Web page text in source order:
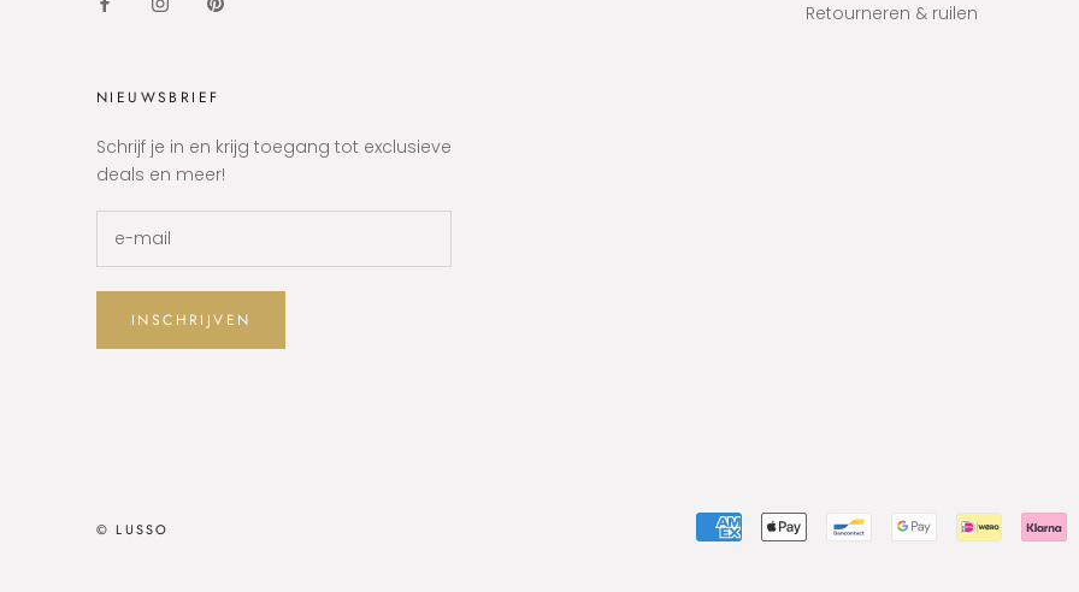
Retourneren & ruilen
NIEUWSBRIEF
Schrijf je in en krijg toegang tot exclusieve
deals en meer!
INSCHRIJVEN
© LUSSO